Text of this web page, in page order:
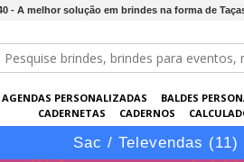
- A melhor solução em brindes na forma de
AGENDAS PERSONALIZADAS BALDES
CADERNETAS
CADERNOS
CONJUNTOS DE BRINDES
COPOS
Sac / Televendas (11)